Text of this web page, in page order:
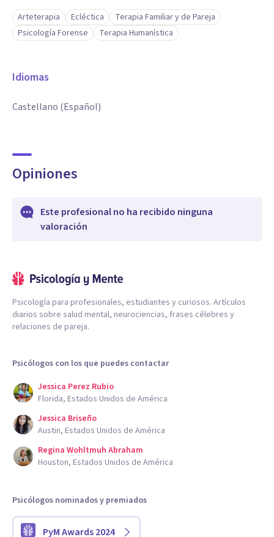
Arteterapia Ecléctica
Terapia Familiar y de Pareja
Psicología Forense
Terapia Humanística
Idiomas
Castellano (Español)
Opiniones
Este profesional no ha recibido ninguna
valoración
Psicología para profesionales, estudiantes y curiosos. Artículos
diarios sobre salud mental, neurociencias, frases célebres y
relaciones de pareja.
Psicólogos con los que puedes contactar
Jessica Perez Rubio
Florida, Estados Unidos de América
Jessica Briseño
Austin, Estados Unidos de América
Regina Wohltmuh Abraham
Houston, Estados Unidos de América
Psicólogos nominados y premiados
PyM Awards 2024